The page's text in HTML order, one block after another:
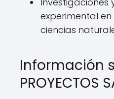
experimental
ciencias
Información
PROYECTOS